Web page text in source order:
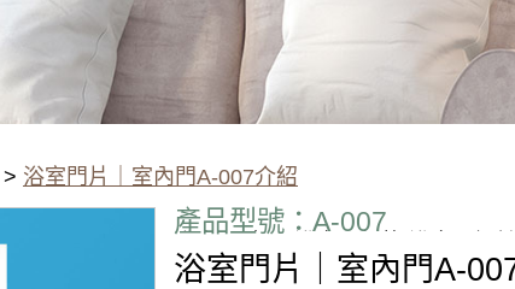
> 浴室門片｜室內門A-007介紹
浴室門,大門,浴室門價格,浴室門設
浴室門diy
產品型號：A-007
浴室門片｜室內門A-